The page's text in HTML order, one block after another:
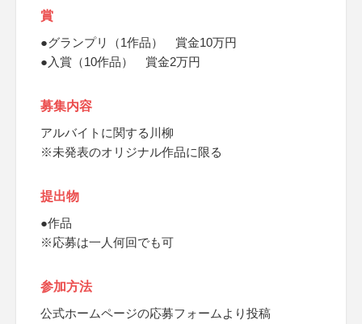
賞
●グランプリ（1作品） 賞金10万円
●入賞（10作品） 賞金2万円
募集内容
アルバイトに関する川柳
※未発表のオリジナル作品に限る
提出物
●作品
※応募は一人何回でも可
参加方法
公式ホームページの応募フォームより投稿